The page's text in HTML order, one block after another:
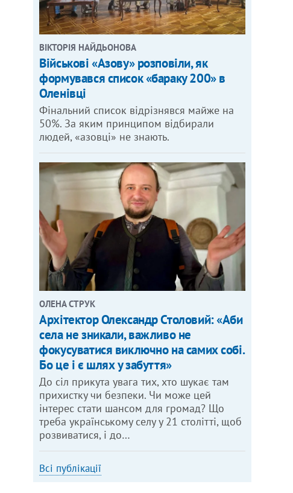
ВІКТОРІЯ НАЙДЬОНОВА
Військові «Азову» розповіли, як
формувався список «бараку 200» в
Оленівці
Фінальний список відрізнявся майже на
50%. За яким принципом відбирали
людей, «азовці» не знають.
ОЛЕНА СТРУК
Архітектор Олександр Столовий: «Аби
села не зникали, важливо не
фокусуватися виключно на самих собі.
Бо це і є шлях у забуття»
До сіл прикута увага тих, хто шукає там
прихистку чи безпеки. Чи може цей
інтерес стати шансом для громад? Що
треба українському селу у 21 столітті, щоб
розвиватися, і до…
Всі публікації